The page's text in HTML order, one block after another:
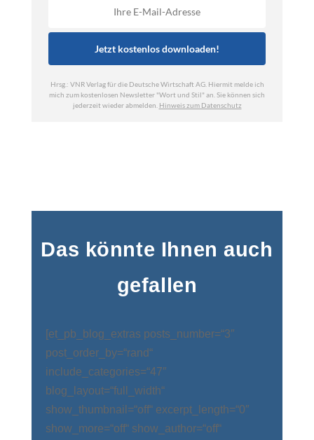
Das könnte Ihnen auch
gefallen
[et_pb_blog_extras posts_number=“3″
post_order_by=“rand“
include_categories=“47″
blog_layout=“full_width“
show_thumbnail=“off“ excerpt_length=“0″
show_more=“off“ show_author=“off“